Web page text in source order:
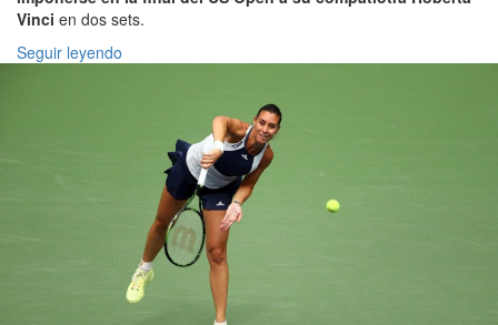
Vinci en dos sets.
Seguir leyendo